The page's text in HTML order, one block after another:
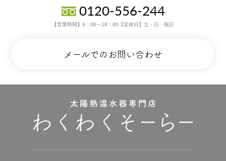
0120-556-244
【営業時間】9：00～18：00【定休日】土・日・祝日
メールでのお問い合わせ